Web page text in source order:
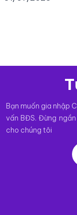
Bạn muốn gia nhập
vấn BĐS. Đừng
cho chúng tôi